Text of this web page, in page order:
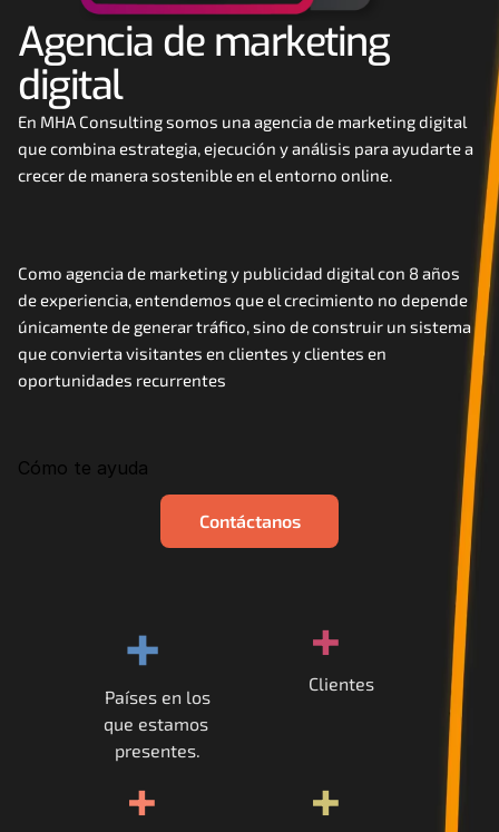
Contáctanos
Join
Events
Careers
Docs
About
Agencia de marketing
digital
En MHA Consulting somos una agencia de marketing digital
que combina estrategia, ejecución y análisis para ayudarte a
crecer de manera sostenible en el entorno online.
Como agencia de marketing y publicidad digital con 8 años
de experiencia, entendemos que el crecimiento no depende
únicamente de generar tráfico, sino de construir un sistema
que convierta visitantes en clientes y clientes en
oportunidades recurrentes
Cómo te ayuda
Contáctanos
+
Países en los
que estamos
presentes.
+
Clientes
+ +